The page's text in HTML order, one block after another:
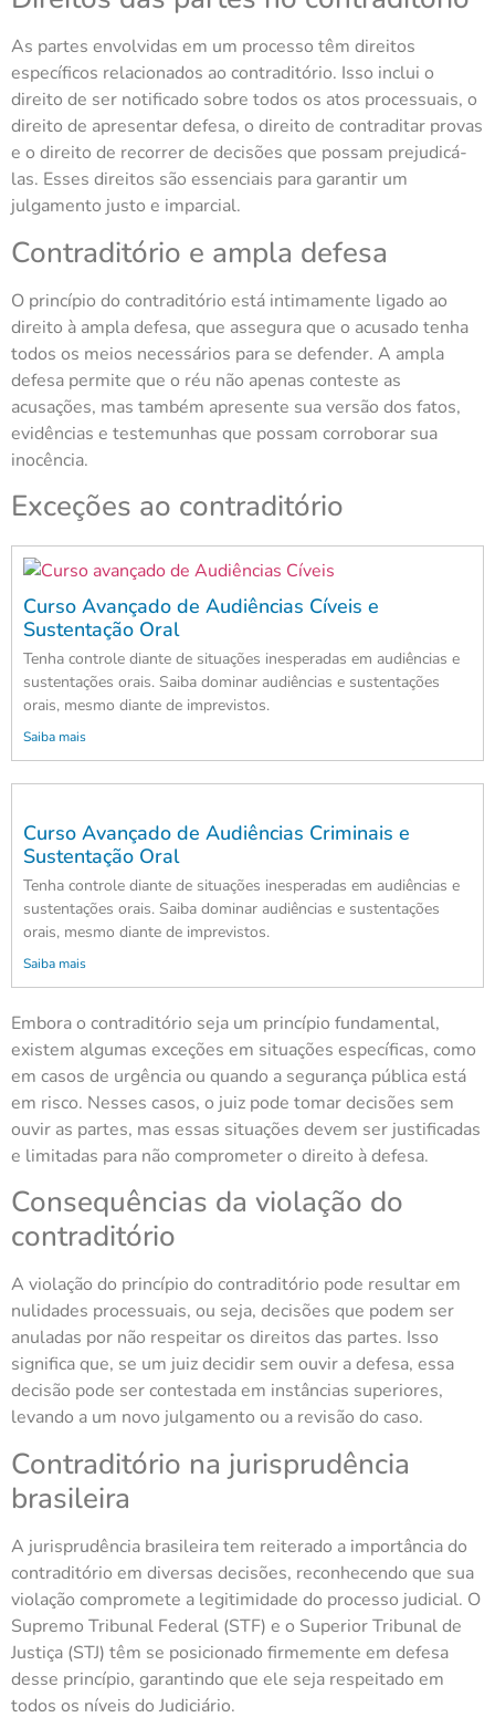
As partes envolvidas em um processo têm direitos
específicos relacionados ao contraditório. Isso inclui o
direito de ser notificado sobre todos os atos processuais, o
direito de apresentar defesa, o direito de contraditar provas
e o direito de recorrer de decisões que possam prejudicá-
las. Esses direitos são essenciais para garantir um
julgamento justo e imparcial.
Contraditório e ampla defesa
O princípio do contraditório está intimamente ligado ao
direito à ampla defesa, que assegura que o acusado tenha
todos os meios necessários para se defender. A ampla
defesa permite que o réu não apenas conteste as
acusações, mas também apresente sua versão dos fatos,
evidências e testemunhas que possam corroborar sua
inocência.
Exceções ao contraditório
Curso Avançado de Audiências Cíveis e
Sustentação Oral
Tenha controle diante de situações inesperadas em audiências e
sustentações orais. Saiba dominar audiências e sustentações
orais, mesmo diante de imprevistos.
Saiba mais
Curso Avançado de Audiências Criminais e
Sustentação Oral
Tenha controle diante de situações inesperadas em audiências e
sustentações orais. Saiba dominar audiências e sustentações
orais, mesmo diante de imprevistos.
Saiba mais
Embora o contraditório seja um princípio fundamental,
existem algumas exceções em situações específicas, como
em casos de urgência ou quando a segurança pública está
em risco. Nesses casos, o juiz pode tomar decisões sem
ouvir as partes, mas essas situações devem ser justificadas
e limitadas para não comprometer o direito à defesa.
Consequências da violação do
contraditório
A violação do princípio do contraditório pode resultar em
nulidades processuais, ou seja, decisões que podem ser
anuladas por não respeitar os direitos das partes. Isso
significa que, se um juiz decidir sem ouvir a defesa, essa
decisão pode ser contestada em instâncias superiores,
levando a um novo julgamento ou a revisão do caso.
Contraditório na jurisprudência
brasileira
A jurisprudência brasileira tem reiterado a importância do
contraditório em diversas decisões, reconhecendo que sua
violação compromete a legitimidade do processo judicial. O
Supremo Tribunal Federal (STF) e o Superior Tribunal de
Justiça (STJ) têm se posicionado firmemente em defesa
desse princípio, garantindo que ele seja respeitado em
todos os níveis do Judiciário.